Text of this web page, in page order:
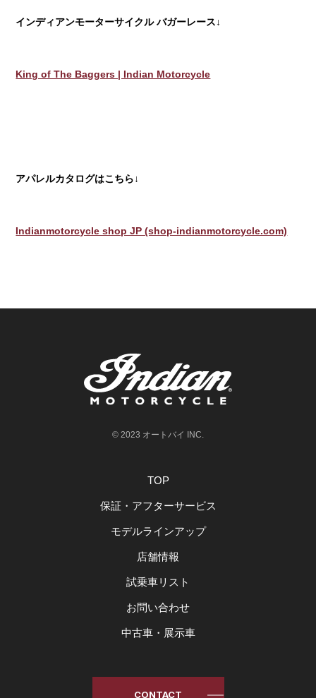
インディアンモーターサイクル バガーレース↓
King of The Baggers | Indian Motorcycle
アパレルカタログはこちら↓
Indianmotorcycle shop JP (shop-indianmotorcycle.com)
© 2023 オートバイ INC.
TOP
保証・アフターサービス
モデルラインアップ
店舗情報
試乗車リスト
お問い合わせ
中古車・展示車
CONTACT